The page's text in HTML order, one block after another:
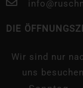
DIE
Wir sind nur
uns